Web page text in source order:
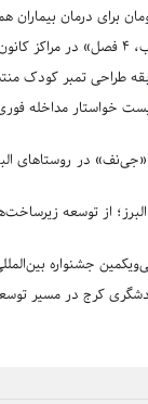
طراحی تمبر کودک
خواستار مداخله
در روستاهای
از توسعه
جشنواره
کرج در مسیر